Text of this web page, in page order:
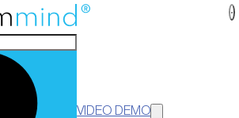
StreamMind
VIDEO DEMO